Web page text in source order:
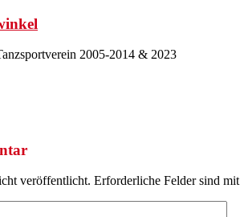
2005-2014 & 2023
veröffentlicht. Erforderliche Felder sind mit